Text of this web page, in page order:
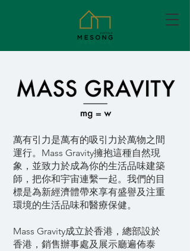
萬有引力是萬有的吸引力於萬物之間
運行。Mass Gravity擁抱這種自然現
象，並致力於成為你的生活品味建築
師，把你和宇宙連繫一起。我們的目
標是為新經濟體帶來享有盛譽及注重
環境的生活品味和醫療保健。
Mass Gravity成立於香港，總部設於
香港，銷售辦事處及展示廳遍佈泰